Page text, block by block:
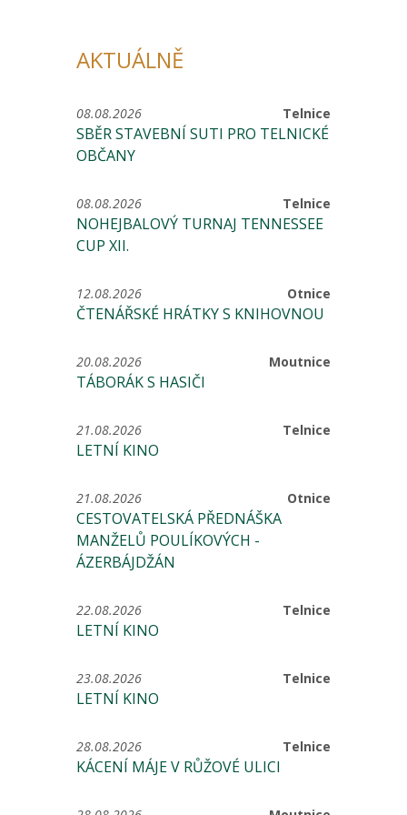
AKTUÁLNĚ
Telnice
08.08.2026
SBĚR STAVEBNÍ SUTI PRO TELNICKÉ
OBČANY
Telnice
08.08.2026
NOHEJBALOVÝ TURNAJ TENNESSEE
CUP XII.
Otnice
12.08.2026
ČTENÁŘSKÉ HRÁTKY S KNIHOVNOU
Moutnice
20.08.2026
TÁBORÁK S HASIČI
Telnice
21.08.2026
LETNÍ KINO
Otnice
21.08.2026
CESTOVATELSKÁ PŘEDNÁŠKA
MANŽELŮ POULÍKOVÝCH -
ÁZERBÁJDŽÁN
Telnice
22.08.2026
LETNÍ KINO
Telnice
23.08.2026
LETNÍ KINO
Telnice
28.08.2026
KÁCENÍ MÁJE V RŮŽOVÉ ULICI